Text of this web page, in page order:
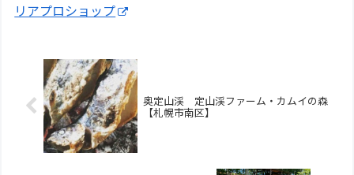
リアプロショップ
奥定山渓 定山渓ファーム・カムイの森
【札幌市南区】